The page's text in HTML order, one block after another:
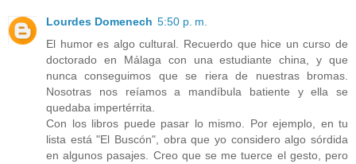
Lourdes Domenech 5:50 p. m.
El humor es algo cultural. Recuerdo que hice un curso de
doctorado en Málaga con una estudiante china, y que
nunca conseguimos que se riera de nuestras bromas.
Nosotras nos reíamos a mandíbula batiente y ella se
quedaba impertérrita.
Con los libros puede pasar lo mismo. Por ejemplo, en tu
lista está "El Buscón", obra que yo considero algo sórdida
en algunos pasajes. Creo que se me tuerce el gesto, pero